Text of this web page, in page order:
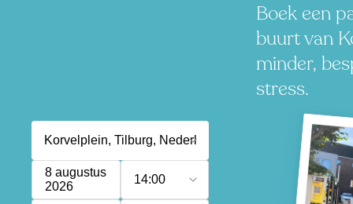
Boek een
buurt van
minder,
stress.
8 augustus
2026
14:00